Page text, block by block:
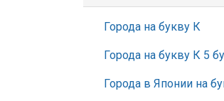
Города на букву К
Города на букву К 5
Города в Японии на